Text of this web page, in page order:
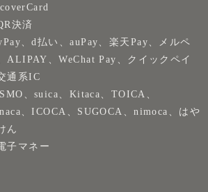
決済
、d払い、auPay、楽天Pay、メルペ
ALIPAY、WeChat Pay、クイックペイ
通系IC
、suica、Kitaca、TOICA、
、ICOCA、SUGOCA、nimoca、はや
ん
子マネー